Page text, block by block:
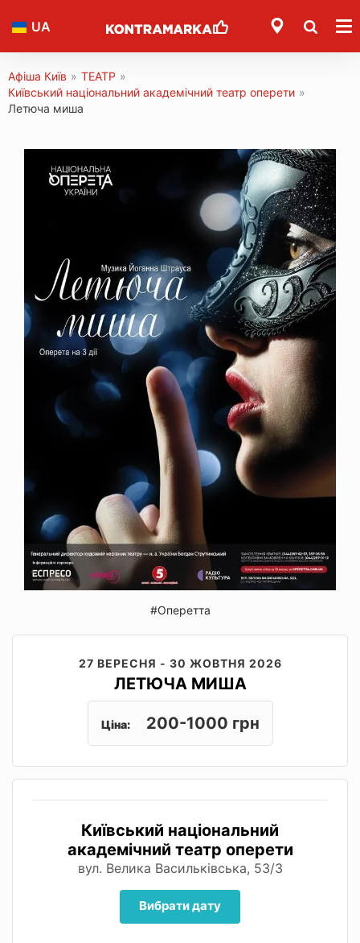
UA
Афіша Київ » ТЕАТР »
Київський національний академічний театр оперети »
Летюча миша
#Оперетта
27 ВЕРЕСНЯ - 30 ЖОВТНЯ 2026
ЛЕТЮЧА МИША
Ціна: 200-1000 грн
Київський національний
академічний театр оперети
вул. Велика Васильківська, 53/3
Вибрати дату